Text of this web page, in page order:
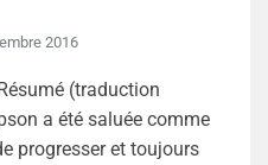
2016
(traduction
a été saluée comme
progresser et toujours